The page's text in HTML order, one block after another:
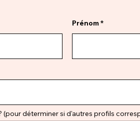
Prénom
(pour déterminer si d'autres profils